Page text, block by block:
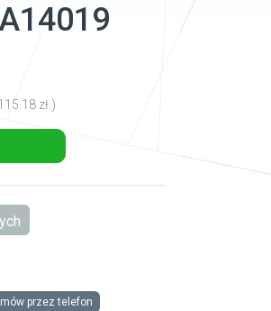
zł )
przez telefon